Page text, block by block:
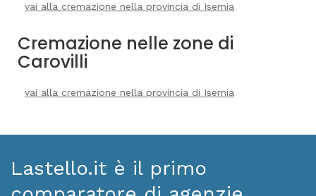
vai alla cremazione nella provincia di Isernia
Cremazione nelle zone di
Carovilli
vai alla cremazione nella provincia di Isernia
Lastello.it è il primo